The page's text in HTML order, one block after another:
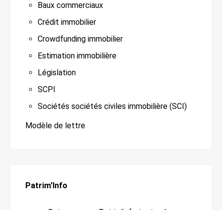
Baux commerciaux
Crédit immobilier
Crowdfunding immobilier
Estimation immobilière
Législation
SCPI
Sociétés sociétés civiles immobilière (SCI)
Modèle de lettre
Patrim'Info